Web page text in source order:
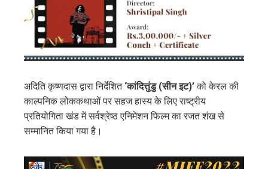
अदिति कृष्णदास द्वारा निर्देशित ‘कांदित्तुंडु (सीन इट)’को केरल की
काल्पनिक लोककथाओं पर सहज हास्य के लिए राष्ट्रीय
प्रतियोगिता खंड में सर्वश्रेष्ठ एनिमेशन फिल्म का रजत शंख से
सम्मानित किया गया है।